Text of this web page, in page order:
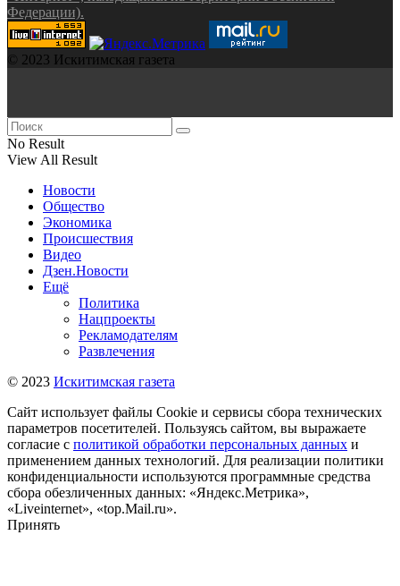
Федерации).
© 2023 Искитимская газета
No Result
View All Result
Новости
Общество
Экономика
Происшествия
Видео
Дзен.Новости
Ещё
Политика
Нацпроекты
Рекламодателям
Развлечения
© 2023 Искитимская газета
Сайт использует файлы Cookie и сервисы сбора технических
параметров посетителей. Пользуясь сайтом, вы выражаете
согласие с политикой обработки персональных данных и
применением данных технологий. Для реализации политики
конфиденциальности используются программные средства
сбора обезличенных данных: «Яндекс.Метрика»,
«Liveinternet», «top.Mail.ru».
Принять